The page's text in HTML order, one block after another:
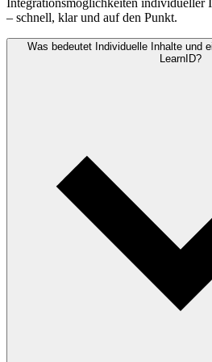
– schnell, klar und auf den Punkt.
Was bedeutet Individuelle Inhalte und
LearnID?